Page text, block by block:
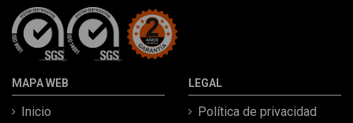
MAPA WEB
Inicio
LEGAL
Política de privacidad